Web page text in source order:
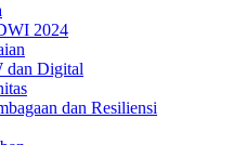
2024
dan Digital
dan Resiliensi